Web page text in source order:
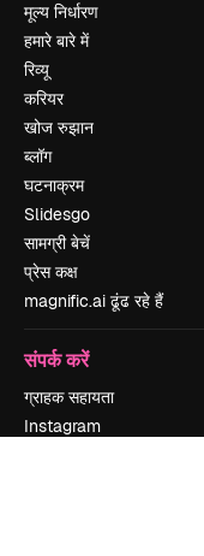
मूल्य निर्धारण
हमारे बारे में
रिव्यू
करियर
खोज रुझान
ब्लॉग
घटनाक्रम
Slidesgo
सामग्री बेचें
प्रेस कक्ष
magnific.ai ढूंढ रहे हैं
संपर्क करें
ग्राहक सहायता
Instagram